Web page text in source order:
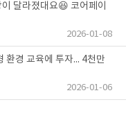
달라졌대요😆 코어페이
2026-01-08
환경 교육에 투자... 4천만
2026-01-06